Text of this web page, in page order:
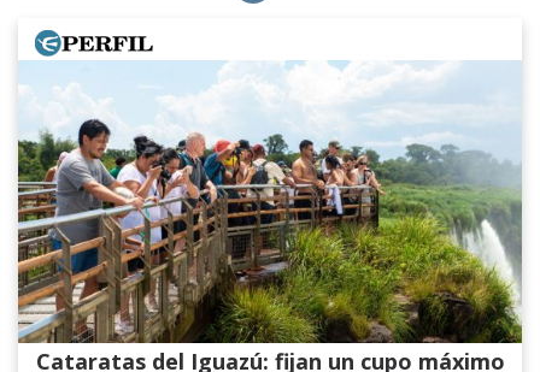
Cataratas del Iguazú: fijan un cupo máximo